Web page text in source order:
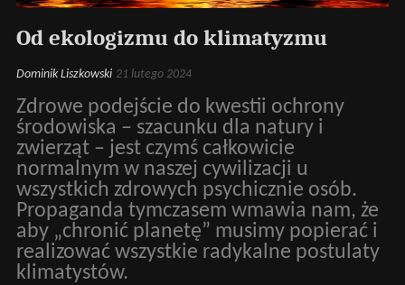
Od ekologizmu do klimatyzmu
Dominik Liszkowski 21 lutego 2024
Zdrowe podejście do kwestii ochrony
środowiska – szacunku dla natury i
zwierząt – jest czymś całkowicie
normalnym w naszej cywilizacji u
wszystkich zdrowych psychicznie osób.
Propaganda tymczasem wmawia nam, że
aby „chronić planetę” musimy popierać i
realizować wszystkie radykalne postulaty
klimatystów.